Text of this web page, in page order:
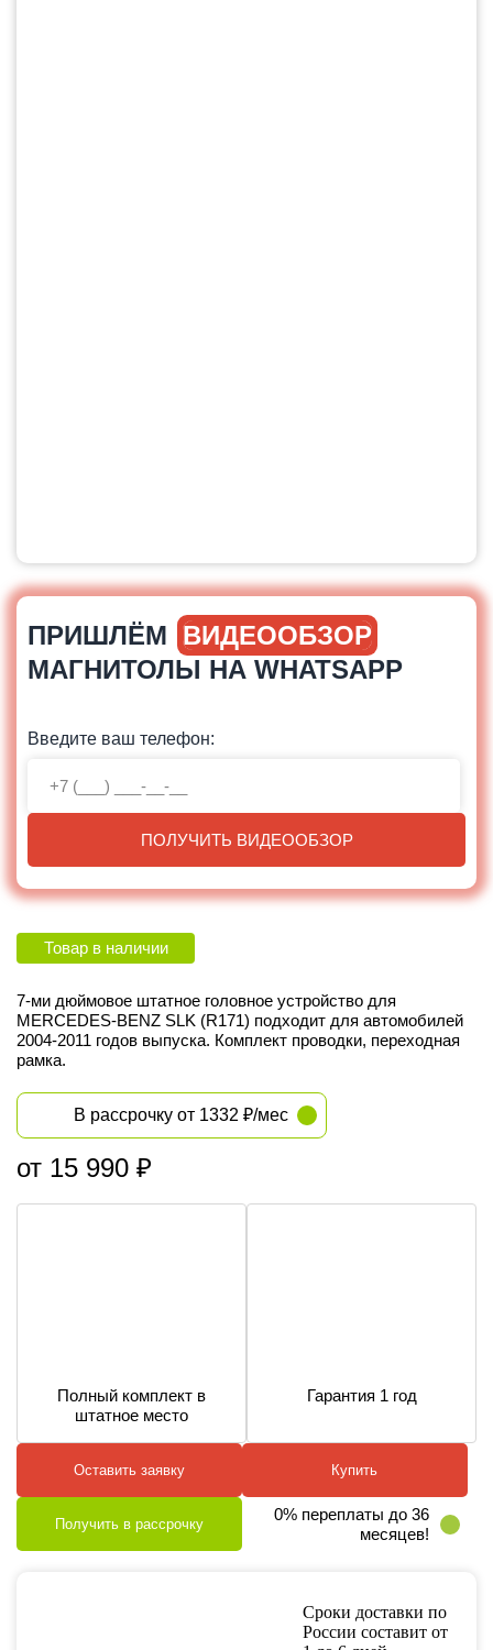
ПРИШЛЁМ ВИДЕООБЗОР
МАГНИТОЛЫ НА WHATSAPP
Введите ваш телефон:
ПОЛУЧИТЬ ВИДЕООБЗОР
Товар в наличии
7-ми дюймовое штатное головное устройство для
MERCEDES-BENZ SLK (R171) подходит для автомобилей
2004-2011 годов выпуска. Комплект проводки, переходная
рамка.
В рассрочку от 1332 ₽/мес
от 15 990 ₽
Полный комплект в
штатное место
Гарантия 1 год
Оставить заявку Купить
Получить в рассрочку
0% переплаты до 36
месяцев!
Сроки доставки по
России составит от